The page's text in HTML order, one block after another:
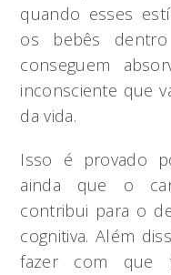
quando esses
os bebês
conseguem
inconsciente que
da vida.
Isso é provado
ainda que o
contribui para o
cognitiva. Além
fazer com que